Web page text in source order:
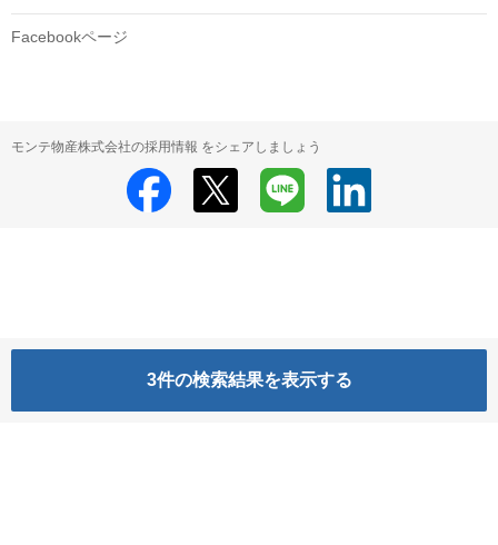
3件の検索結果を表示する
Facebookページ
モンテ物産株式会社の採用情報 をシェアしましょう